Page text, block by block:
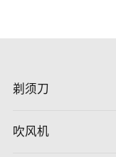
剃须刀
吹风机